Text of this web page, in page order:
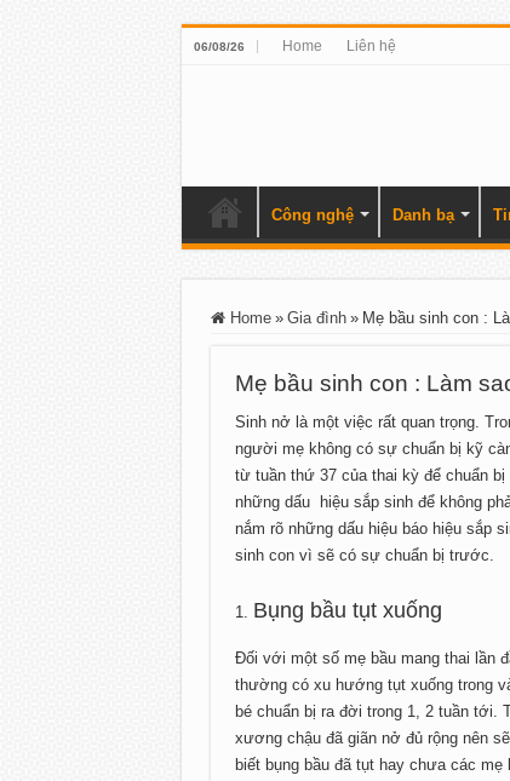
06/08/26 Home Liên hệ
Công nghệ Danh bạ
Home » Gia đình » Mẹ bầu sinh con :
Mẹ bầu sinh con : Làm
Sinh nở là một việc rất quan trọng.
người mẹ không có sự chuẩn bị kỹ
từ tuần thứ 37 của thai kỳ để chuẩn
những dấu hiệu sắp sinh để không
nắm rõ những dấu hiệu báo hiệu sắp
sinh con vì sẽ có sự chuẩn bị trước.
Bụng bầu tụt xuống
Đối với một số mẹ bầu mang thai lần
thường có xu hướng tụt xuống trong
bé chuẩn bị ra đời trong 1, 2 tuần
xương chậu đã giãn nở đủ rộng nên
biết bụng bầu đã tụt hay chưa các